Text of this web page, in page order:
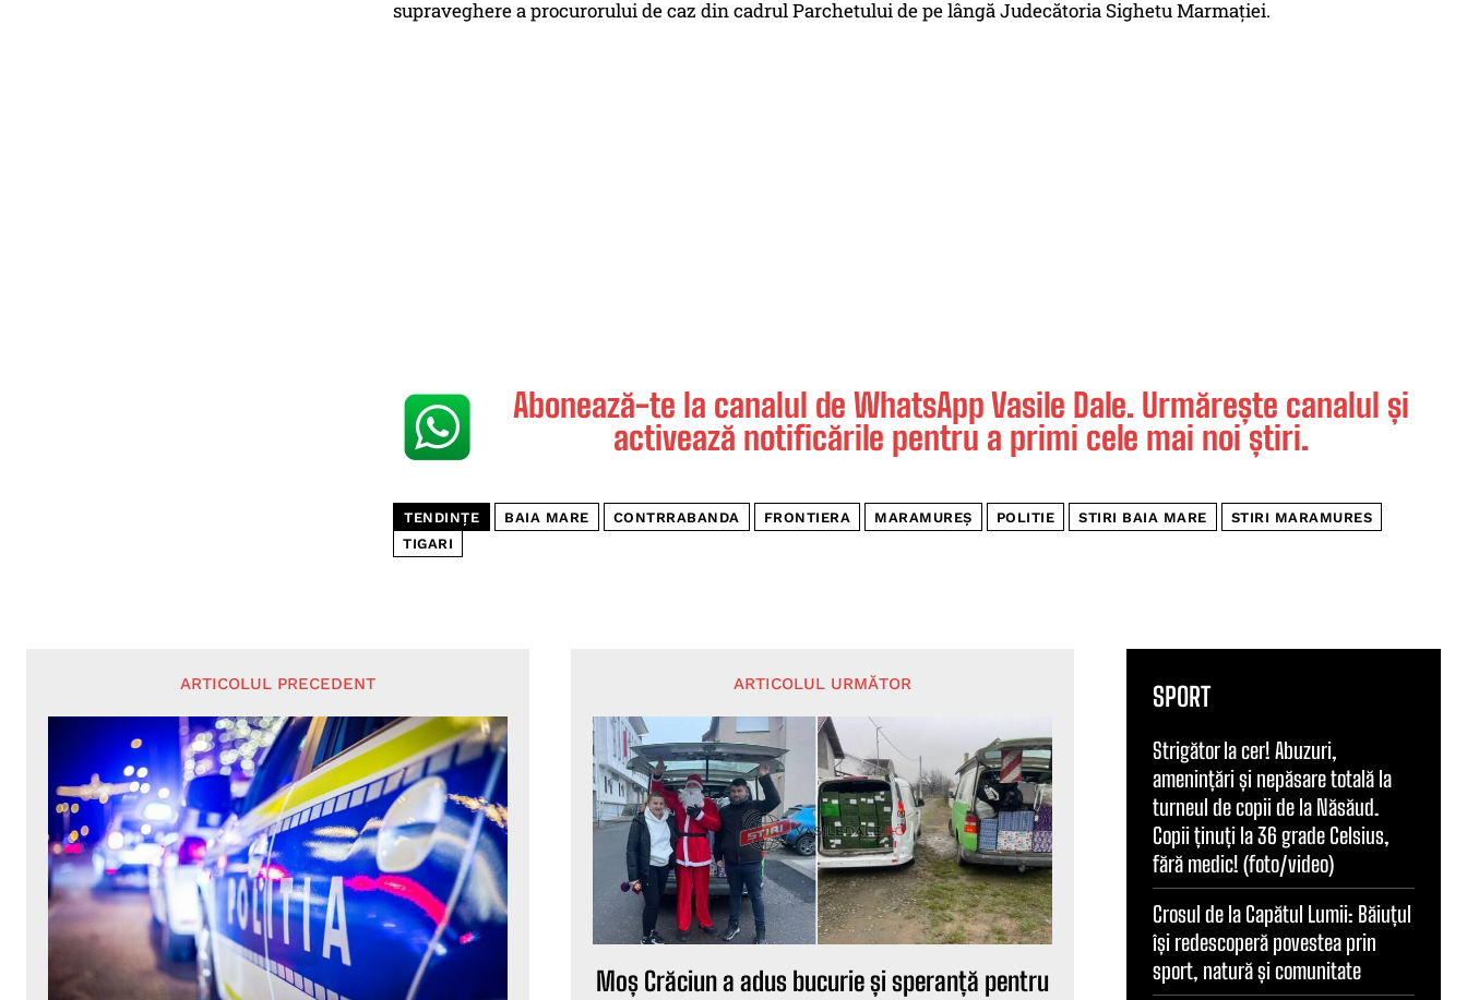
supraveghere a procurorului de caz din cadrul Parchetului de pe lângă Judecătoria Sighetu Marmației.
Abonează-te la canalul de WhatsApp Vasile Dale. Urmărește canalul și
activează notificările pentru a primi cele mai noi știri.
TENDINȚE BAIA MARE CONTRRABANDA FRONTIERA MARAMUREȘ POLITIE STIRI BAIA MARE
STIRI MARAMURES
TIGARI
ARTICOLUL PRECEDENT ARTICOLUL URMĂTOR
Moș Crăciun a adus bucurie și speranță pentru
SPORT
Strigător la cer! Abuzuri,
amenințări și nepăsare totală la
turneul de copii de la Năsăud.
Copii ținuți la 36 grade Celsius,
fără medic! (foto/video)
Crosul de la Capătul Lumii: Băiuțul
își redescoperă povestea prin
sport, natură și comunitate